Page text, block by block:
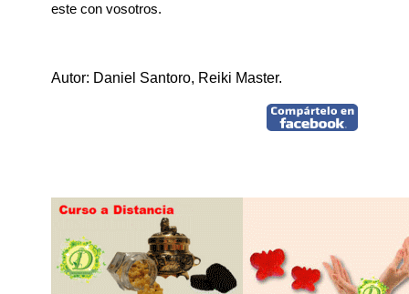
este con vosotros.
Autor: Daniel Santoro, Reiki Master.